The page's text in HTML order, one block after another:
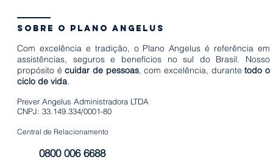
desenvolvimento
agora
sobre o plano angelus
Com excelência e tradição, o Plano Angelus é referência em
assistências, seguros e benefícios no sul do Brasil. Nosso
propósito écuidar de pessoas, com excelência, durantetodo o
ciclo de vida.
Prever Angelus Administradora LTDA
CNPJ: 33.149.334/0001-80
Central de Relacionamento
0800 006 6688